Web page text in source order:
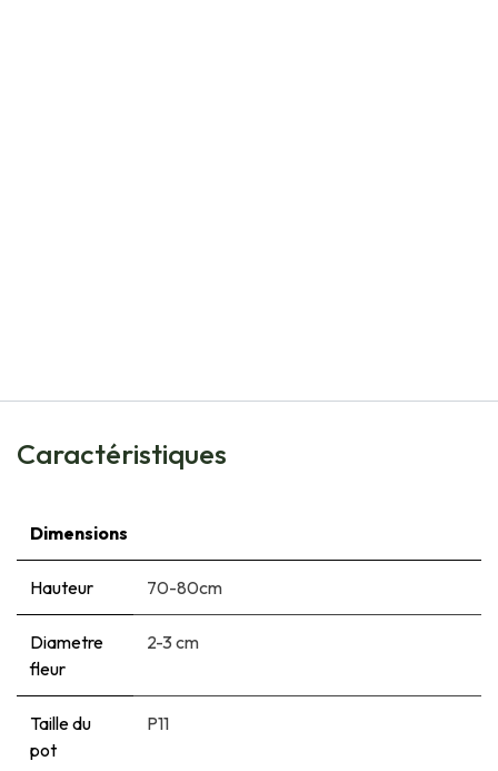
Caractéristiques
Dimensions
Hauteur 70-80cm
Diametre
fleur
2-3 cm
Taille du
pot
P11